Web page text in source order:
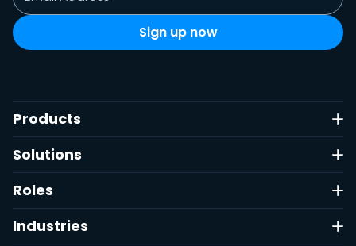
Products
Solutions
Roles
Industries